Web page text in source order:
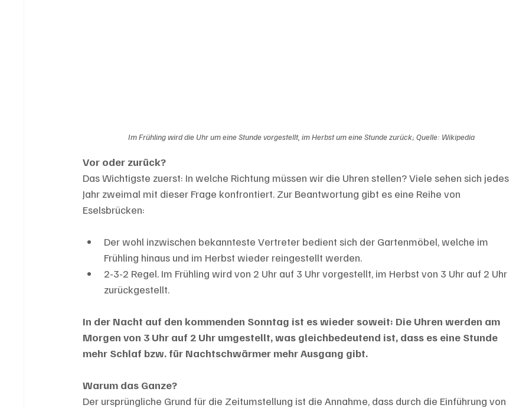
Im Frühling wird die Uhr um eine Stunde vorgestellt, im Herbst um eine Stunde zurück; Quelle: Wikipedia
Vor oder zurück?
Das Wichtigste zuerst: In welche Richtung müssen wir die Uhren stellen? Viele sehen sich jedes
Jahr zweimal mit dieser Frage konfrontiert. Zur Beantwortung gibt es eine Reihe von
Eselsbrücken:
Der wohl inzwischen bekannteste Vertreter bedient sich der Gartenmöbel, welche im
Frühling hinaus und im Herbst wieder reingestellt werden.
2-3-2 Regel. Im Frühling wird von 2 Uhr auf 3 Uhr vorgestellt, im Herbst von 3 Uhr auf 2 Uhr
zurückgestellt.
In der Nacht auf den kommenden Sonntag ist es wieder soweit: Die Uhren werden am
Morgen von 3 Uhr auf 2 Uhr umgestellt, was gleichbedeutend ist, dass es eine Stunde
mehr Schlaf bzw. für Nachtschwärmer mehr Ausgang gibt.
Warum das Ganze?
Der ursprüngliche Grund für die Zeitumstellung ist die Annahme, dass durch die Einführung von